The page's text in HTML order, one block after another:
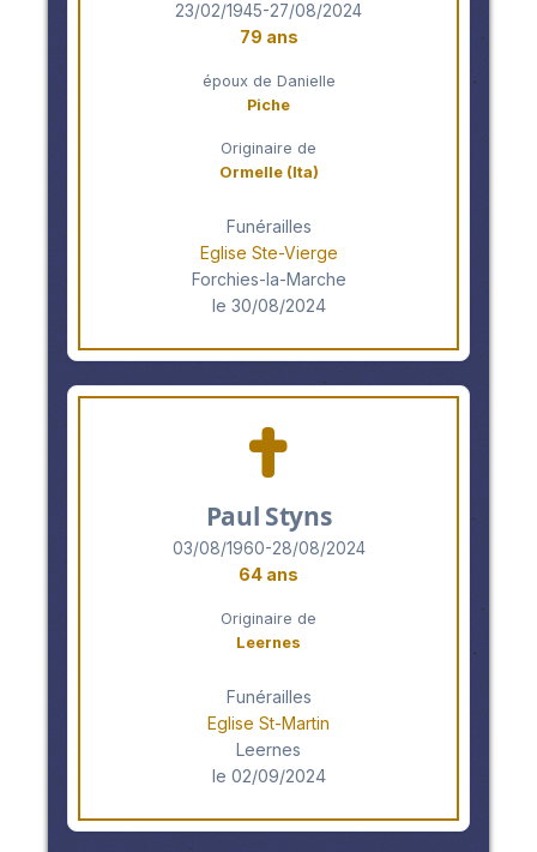
23/02/1945-27/08/2024
79 ans
époux de Danielle
Piche
Originaire de
Ormelle (Ita)
Funérailles
Eglise Ste-Vierge
Forchies-la-Marche
le 30/08/2024
Paul Styns
03/08/1960-28/08/2024
64 ans
Originaire de
Leernes
Funérailles
Eglise St-Martin
Leernes
le 02/09/2024